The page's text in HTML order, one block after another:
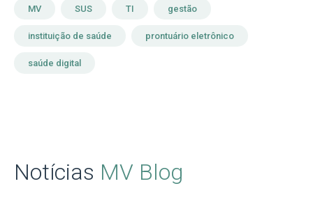
MV SUS TI gestão
instituição de saúde prontuário eletrônico
saúde digital
Notícias MV Blog